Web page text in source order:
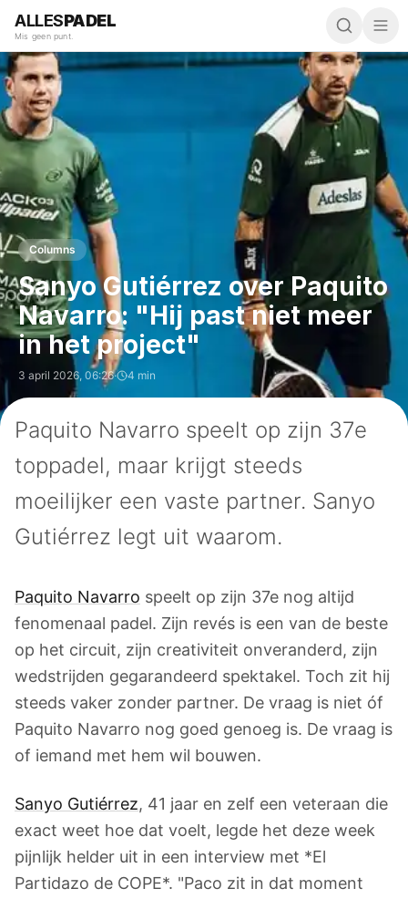
ALLESPADEL
Mis geen punt.
Columns
Sanyo Gutiérrez over Paquito
Navarro: "Hij past niet meer
in het project"
3 april 2026, 06:26· 4 min
Paquito Navarro speelt op zijn 37e
toppadel, maar krijgt steeds
moeilijker een vaste partner. Sanyo
Gutiérrez legt uit waarom.
Paquito Navarro speelt op zijn 37e nog altijd
fenomenaal padel. Zijn revés is een van de beste
op het circuit, zijn creativiteit onveranderd, zijn
wedstrijden gegarandeerd spektakel. Toch zit hij
steeds vaker zonder partner. De vraag is niet óf
Paquito Navarro nog goed genoeg is. De vraag is
of iemand met hem wil bouwen.
Sanyo Gutiérrez, 41 jaar en zelf een veteraan die
exact weet hoe dat voelt, legde het deze week
pijnlijk helder uit in een interview met *El
Partidazo de COPE*. "Paco zit in dat moment